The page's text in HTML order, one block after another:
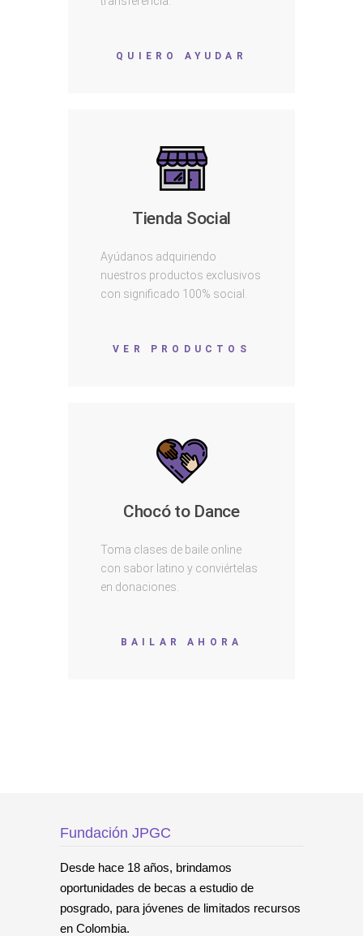
QUIERO AYUDAR
Tienda Social
Ayúdanos adquiriendo
nuestros productos exclusivos
con significado 100% social.
VER PRODUCTOS
Chocó to Dance
Toma clases de baile online
con sabor latino y conviértelas
en donaciones.
BAILAR AHORA
Fundación JPGC
Desde hace 18 años, brindamos
oportunidades de becas a estudio de
posgrado, para jóvenes de limitados recursos
en Colombia.